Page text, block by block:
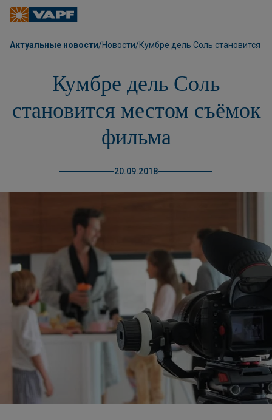
Актуальные новости/Новости/Кумбре дель Соль становится
Кумбре дель Соль
становится местом съёмок
фильма
20.09.2018